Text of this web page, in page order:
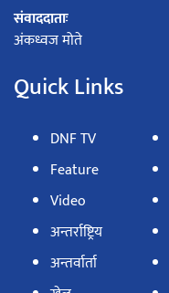
संवाददाताः
अंकध्वज मोते
Quick Links
DNF TV
Feature
Video
अन्तर्राष्ट्रिय
अन्तर्वार्ता